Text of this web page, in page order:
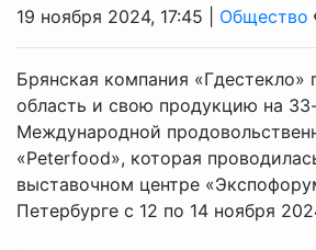
19 ноября 2024, 17:45 | Общество
Брянская компания «Гдестекло»
область и свою продукцию на
Международной
«Peterfood», которая
выставочном центре
Петербурге с 12 по 14 ноября